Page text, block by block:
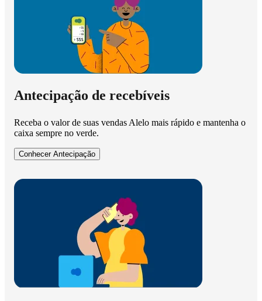
Antecipação de recebíveis
Receba o valor de suas vendas Alelo mais rápido e mantenha o
caixa sempre no verde.
Conhecer Antecipação